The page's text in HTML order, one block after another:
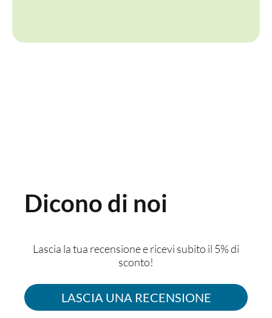
Dicono di noi
Lascia la tua recensione e ricevi subito il 5% di
sconto!
LASCIA UNA RECENSIONE